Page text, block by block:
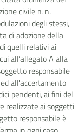
civile n. n.
degli stessi,
di adozione della
quelli relativi ai
all’allegato A alla
responsabile
all'accertamento
pendenti, ai fini del
realizzate ai soggetti
responsabile è